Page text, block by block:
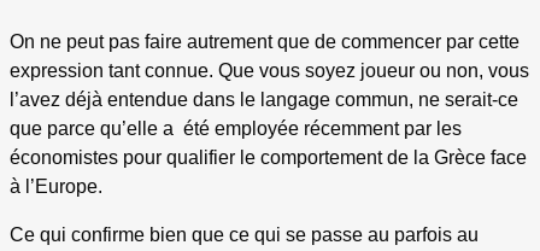
On ne peut pas faire autrement que de commencer par cette
expression tant connue. Que vous soyez joueur ou non, vous
l’avez déjà entendue dans le langage commun, ne serait-ce
que parce qu’elle a été employée récemment par les
économistes pour qualifier le comportement de la Grèce face
à l’Europe.
Ce qui confirme bien que ce qui se passe au parfois au